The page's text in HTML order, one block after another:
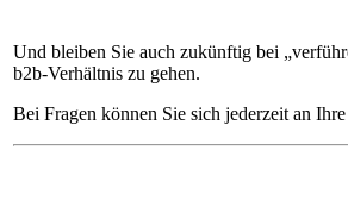
Und bleiben Sie auch zukünftig bei
b2b-Verhältnis zu gehen.
Bei Fragen können Sie sich jederzeit an